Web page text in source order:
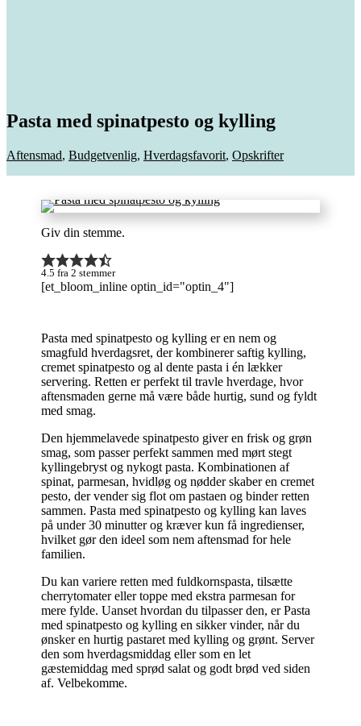
Pasta med spinatpesto og kylling
Aftensmad, Budgetvenlig, Hverdagsfavorit, Opskrifter
Giv din stemme.
4.5 fra2 stemmer
[et_bloom_inline optin_id="optin_4"]
Pasta med spinatpesto og kylling er en nem og
smagfuld hverdagsret, der kombinerer saftig kylling,
cremet spinatpesto og al dente pasta i én lækker
servering. Retten er perfekt til travle hverdage, hvor
aftensmaden gerne må være både hurtig, sund og fyldt
med smag.
Den hjemmelavede spinatpesto giver en frisk og grøn
smag, som passer perfekt sammen med mørt stegt
kyllingebryst og nykogt pasta. Kombinationen af
spinat, parmesan, hvidløg og nødder skaber en cremet
pesto, der vender sig flot om pastaen og binder retten
sammen. Pasta med spinatpesto og kylling kan laves
på under 30 minutter og kræver kun få ingredienser,
hvilket gør den ideel som nem aftensmad for hele
familien.
Du kan variere retten med fuldkornspasta, tilsætte
cherrytomater eller toppe med ekstra parmesan for
mere fylde. Uanset hvordan du tilpasser den, er Pasta
med spinatpesto og kylling en sikker vinder, når du
ønsker en hurtig pastaret med kylling og grønt. Server
den som hverdagsmiddag eller som en let
gæstemiddag med sprød salat og godt brød ved siden
af. Velbekomme.